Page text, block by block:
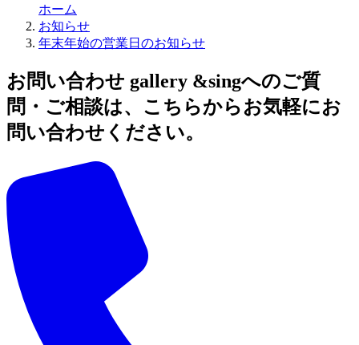
ホーム
お知らせ
年末年始の営業日のお知らせ
お問い合わせ gallery &singへのご質
問・ご相談は、こちらからお気軽にお
問い合わせください。